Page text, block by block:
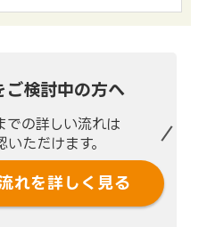
ご検討中の方へ
での詳しい流れは
ただけます。
れを詳しく見る